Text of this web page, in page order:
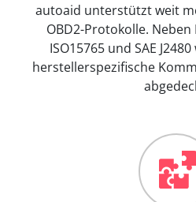
autoaid unterstützt weit
OBD2-Protokolle. Neben
ISO15765 und SAE
herstellerspezifische